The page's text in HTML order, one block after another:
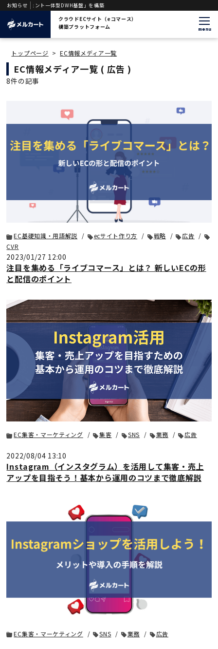
お知らせ
ジェント一体型DWH基盤」を構築
クラウドECサイト（eコマース）
構築プラットフォーム
menu
トップページ > EC情報メディア一覧
EC情報メディア一覧 ( 広告 )
8件の記事
EC基礎知識・用語解説 ecサイト作り方 戦略
広告
CVR
2023/01/27 12:00
注目を集める「ライブコマース」とは？ 新しいECの形
と配信のポイント
EC集客・マーケティング 集客 SNS 業務 広告
2022/08/04 13:10
Instagram（インスタグラム）を活用して集客・売上
アップを目指そう！基本から運用のコツまで徹底解説
EC集客・マーケティング SNS 業務 広告